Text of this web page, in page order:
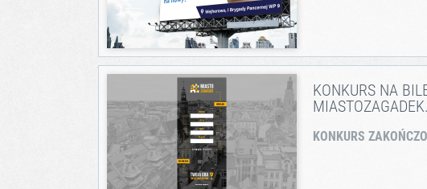
KONKURS NA
KONKURS